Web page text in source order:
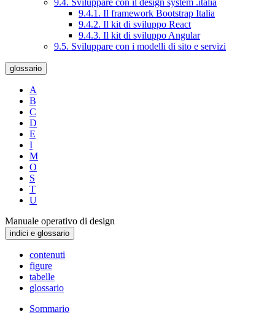
9.4. Sviluppare con il design system .italia
9.4.1. Il framework Bootstrap Italia
9.4.2. Il kit di sviluppo React
9.4.3. Il kit di sviluppo Angular
9.5. Sviluppare con i modelli di sito e servizi
glossario
A
B
C
D
E
I
M
O
S
T
U
Manuale operativo di design
indici e glossario
contenuti
figure
tabelle
glossario
Sommario